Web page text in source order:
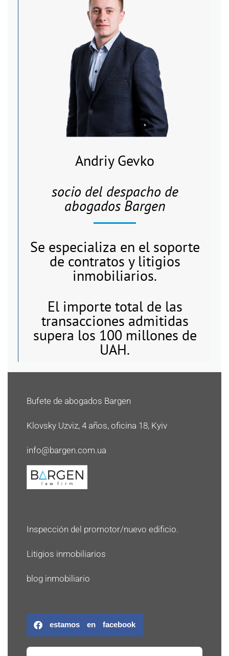
Andriy Gevko
socio del despacho de
abogados Bargen
Se especializa en el soporte
de contratos y litigios
inmobiliarios.
El importe total de las
transacciones admitidas
supera los 100 millones de
UAH.
Bufete de abogados Bargen
Klovsky Uzviz, 4 años, oficina 18, Kyiv
info@bargen.com.ua
Inspección del promotor/nuevo edificio.
Litigios inmobiliarios
blog inmobiliario
estamos en facebook